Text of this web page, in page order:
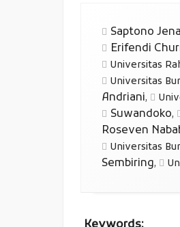
Saptono
Erifendi
Universitas
Universitas
Andriani,
Suwandoko,
Roseven
Universitas
Sembiring,